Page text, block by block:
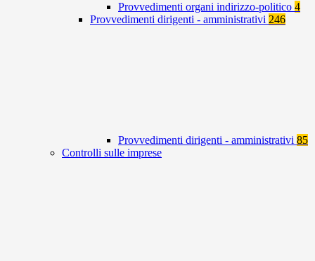
Provvedimenti organi indirizzo-politico 4
Provvedimenti dirigenti - amministrativi 246
Provvedimenti dirigenti - amministrativi 85
Controlli sulle imprese